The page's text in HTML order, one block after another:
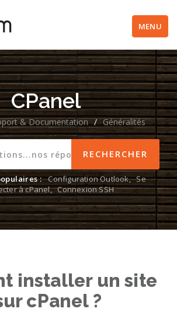
MENU
CPanel
& Documentation / Généralités
: Configuration Outlook, Se
à cPanel, Connexion SSH
installer un site
cPanel ?